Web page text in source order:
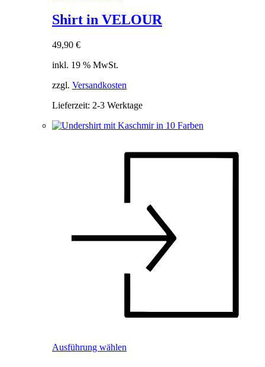
Shirt in VELOUR
49,90 €
inkl. 19 % MwSt.
zzgl. Versandkosten
Lieferzeit: 2-3 Werktage
Ausführung wählen